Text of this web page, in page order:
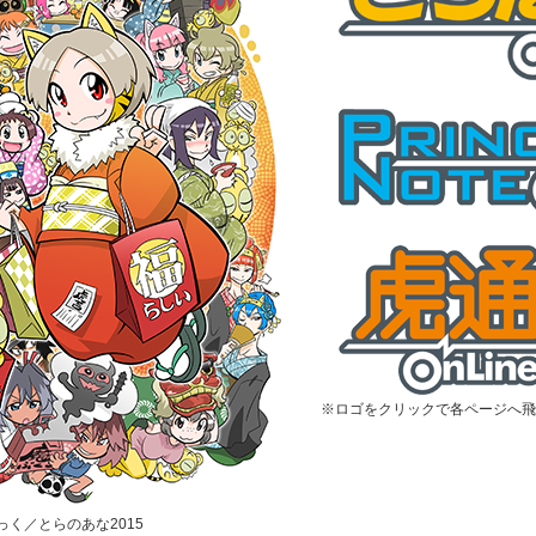
く／とらのあな2015
※ロゴをクリックで各ページへ